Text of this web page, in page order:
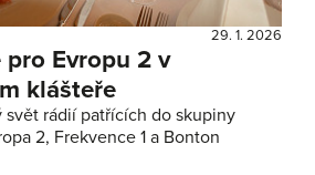
29. 1. 2026
pro Evropu 2 v
klášteře
svět rádií patřících do skupiny
2, Frekvence 1 a Bonton